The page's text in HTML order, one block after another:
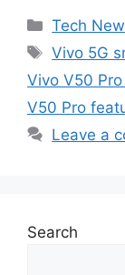
Tech
Tags
Vivo 5G
Vivo V50 Pro
V50 Pro
Leave a
Search